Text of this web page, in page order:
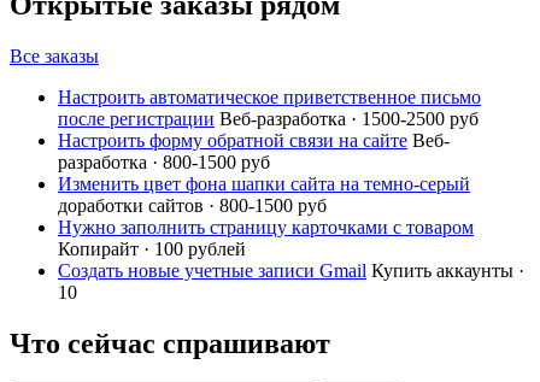
Все заказы
Настроить автоматическое приветственное письмо
после регистрации Веб-разработка · 1500-2500 руб
Настроить форму обратной связи на сайте Веб-
разработка · 800-1500 руб
Изменить цвет фона шапки сайта на темно-серый
доработки сайтов · 800-1500 руб
Нужно заполнить страницу карточками с товаром
Копирайт · 100 рублей
Создать новые учетные записи Gmail Купить аккаунты ·
10
Что сейчас спрашивают